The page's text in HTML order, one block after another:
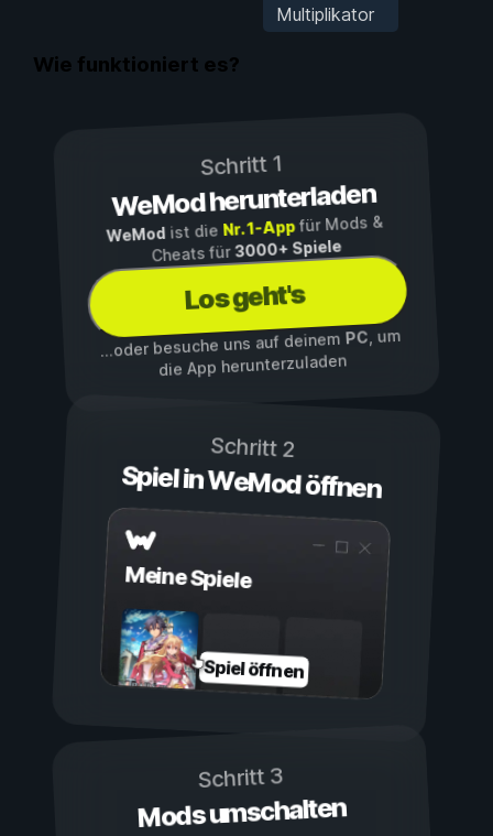
Multiplikator
Wie funktioniert es?
Schritt 1
WeMod herunterladen
WeMod ist die Nr. 1-Appfür Mods &
Cheats für3000+ Spiele
Los geht's
...oder besuche uns auf deinemPC, um
die App herunterzuladen
Schritt 2
Spiel in WeMod öffnen
Meine Spiele
Spiel öffnen
Schritt 3
Mods umschalten